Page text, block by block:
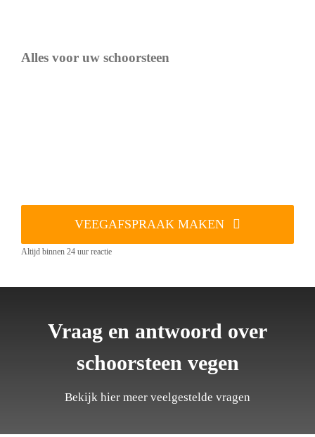
Alles voor uw schoorsteen
VEEGAFSPRAAK MAKEN
Altijd binnen 24 uur reactie
Vraag en antwoord over
schoorsteen vegen
Bekijk hier meer veelgestelde vragen